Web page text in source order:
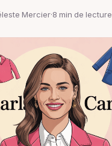
Mercier·8 min de lecture